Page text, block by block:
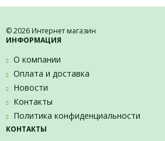
© 2026 Интернет магазин
ИНФОРМАЦИЯ
О компании
Оплата и доставка
Новости
Контакты
Политика конфиденциальности
КОНТАКТЫ